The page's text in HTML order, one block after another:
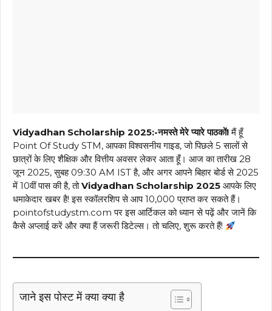
Vidyadhan Scholarship 2025:-नमस्ते मेरे प्यारे पाठकों!मैं हूँ
Point Of Study STM, आपका विश्वसनीय गाइड, जो पिछले 5 सालों से
छात्रों के लिए शैक्षिक और वित्तीय अवसर लेकर आता हूँ। आज का तारीख 28
जून 2025, सुबह 09:30 AM IST है, और अगर आपने बिहार बोर्ड से 2025
में 10वीं पास की है, तोVidyadhan Scholarship 2025 आपके लिए
धमाकेदार खबर है! इस स्कॉलरशिप से आप ₹10,000 प्राप्त कर सकते हैं।
pointofstudystm.com पर इस आर्टिकल को ध्यान से पढ़ें और जानें कि
कैसे अप्लाई करें और क्या हैं जरूरी डिटेल्स। तो चलिए, शुरू करते हैं!
जाने इस पोस्ट में क्या क्या है